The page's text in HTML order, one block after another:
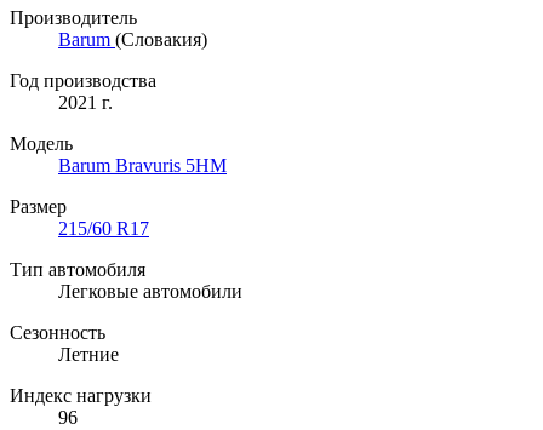
Производитель
Barum (Словакия)
Год производства
2021 г.
Модель
Barum Bravuris 5HM
Размер
215/60 R17
Тип автомобиля
Легковые автомобили
Сезонность
Летние
Индекс нагрузки
96